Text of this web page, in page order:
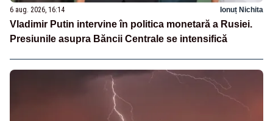
6 aug. 2026, 16:14 Ionuț Nichita
Vladimir Putin intervine în politica monetară a Rusiei.
Presiunile asupra Băncii Centrale se intensifică